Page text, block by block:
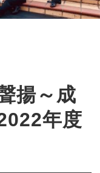
揚～成
年度